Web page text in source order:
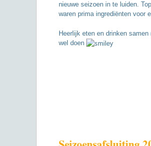
nieuwe seizoen in te luiden.
waren prima ingrediënten voor
Heerlijk eten en drinken
wel doen